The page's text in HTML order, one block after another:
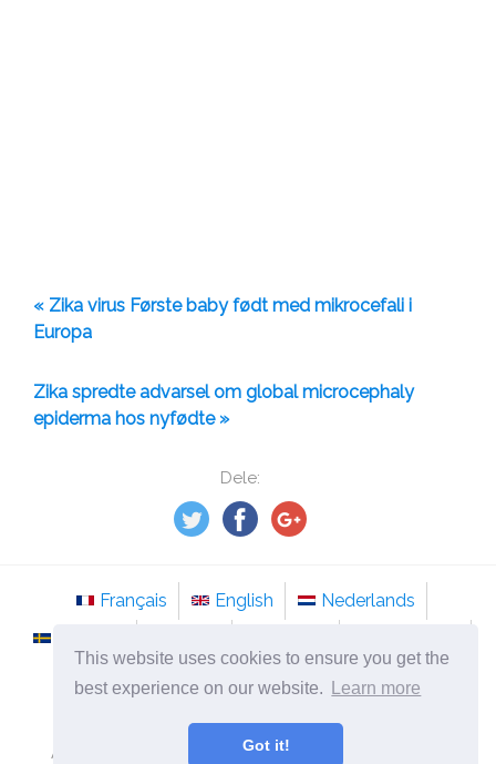
This website uses cookies to ensure you get the
best experience on our website.
Learn more
Got it!
Dele:
« Zika virus Første baby født med mikrocefali i
Europa
Zika spredte advarsel om global microcephaly
epiderma hos nyfødte »
Français English
Nederlands
Românesc
no.tso-stockholm.com
Alternativ medisin og metoder for behandling av